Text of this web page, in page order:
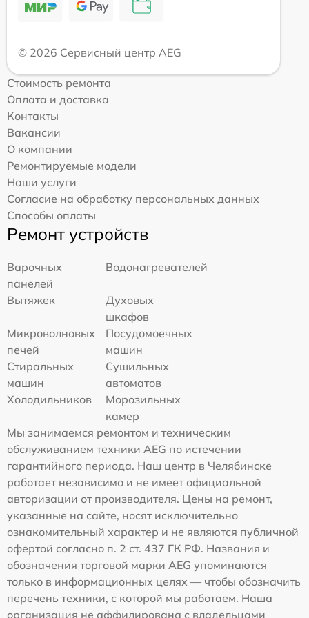
© 2026 Сервисный центр AEG
Стоимость ремонта
Оплата и доставка
Контакты
Вакансии
О компании
Ремонтируемые модели
Наши услуги
Согласие на обработку персональных данных
Способы оплаты
Ремонт устройств
Варочных
панелей
Водонагревателей
Вытяжек
Духовых
шкафов
Микроволновых
печей
Посудомоечных
машин
Стиральных
машин
Сушильных
автоматов
Холодильников
Морозильных
камер
Мы занимаемся ремонтом и техническим
обслуживанием техники AEG по истечении
гарантийного периода. Наш центр в Челябинске
работает независимо и не имеет официальной
авторизации от производителя. Цены на ремонт,
указанные на сайте, носят исключительно
ознакомительный характер и не являются публичной
офертой согласно п. 2 ст. 437 ГК РФ. Названия и
обозначения торговой марки AEG упоминаются
только в информационных целях — чтобы обозначить
перечень техники, с которой мы работаем. Наша
организация не аффилирована с владельцами